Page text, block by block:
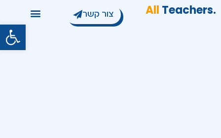
פתח
.
All Teachers צור קשר